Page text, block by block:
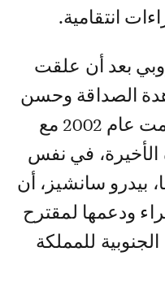
انتقامية.
بعد أن علقت
الصداقة وحسن
الجوار والتعاون" التي أبرمت عام 2002 مع
الأخيرة، في نفس
بيدرو سانشيز، أن
ودعمها لمقترح
للمملكة